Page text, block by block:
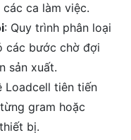
ca làm việc.
: Quy trình phân loại
các bước chờ đợi
sản xuất.
Loadcell tiên tiến
gram hoặc
bị.